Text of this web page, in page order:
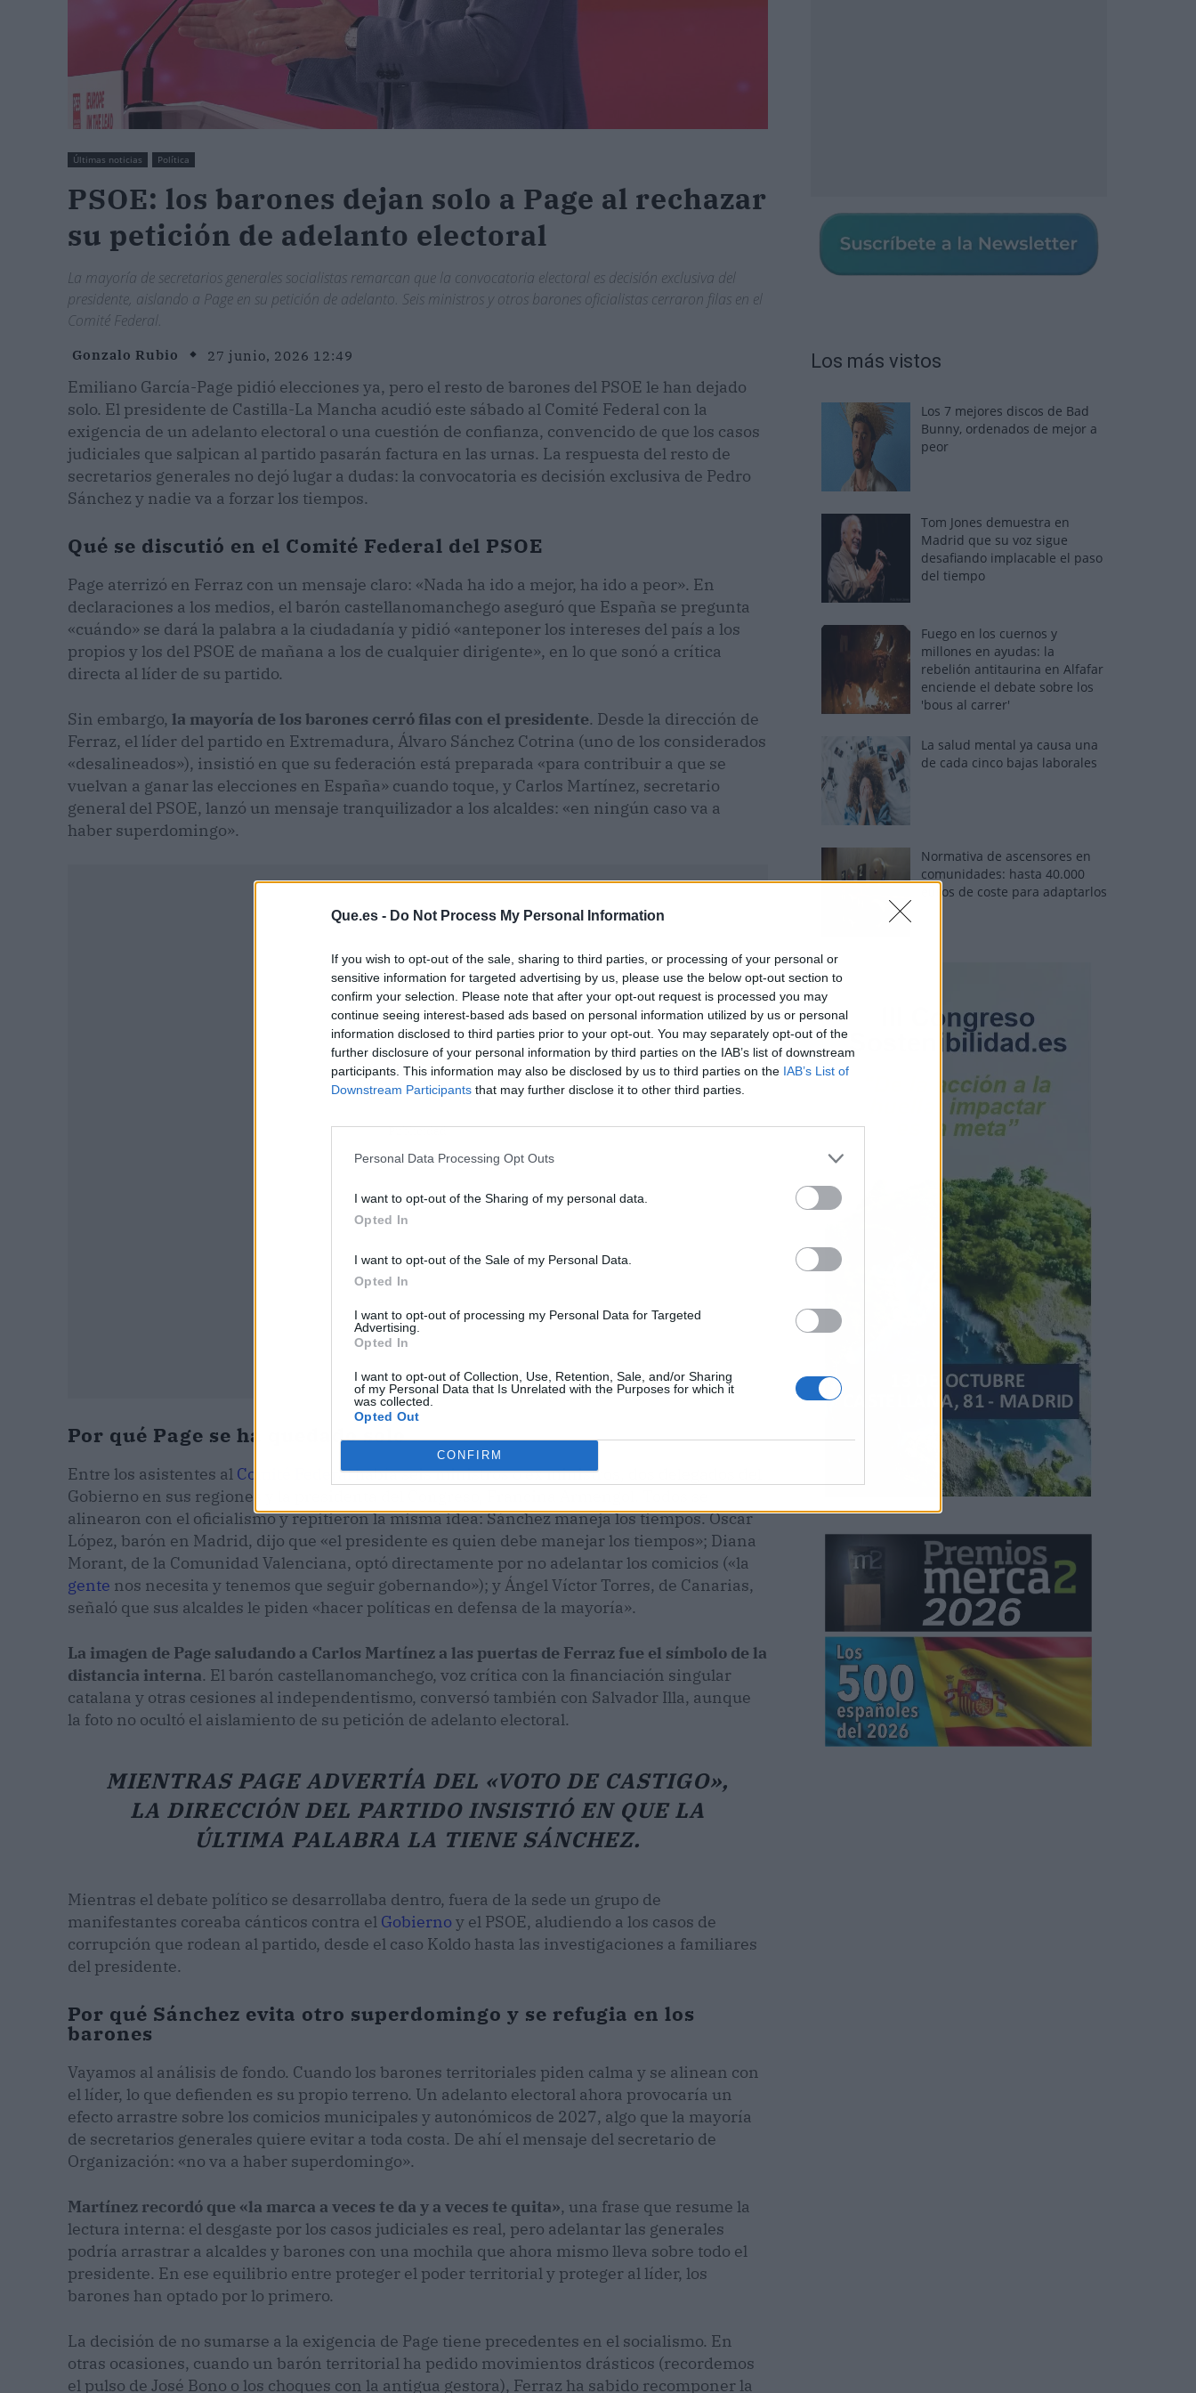
Que.es - Do Not Process My Personal Information
If you wish to opt-out of the sale, sharing to third parties, or processing of your personal or
sensitive information for targeted advertising by us, please use the below opt-out section to
confirm your selection. Please note that after your opt-out request is processed you may
continue seeing interest-based ads based on personal information utilized by us or personal
information disclosed to third parties prior to your opt-out. You may separately opt-out of the
further disclosure of your personal information by third parties on the IAB’s list of downstream
participants. This information may also be disclosed by us to third parties on the IAB’s List of
Downstream Participants that may further disclose it to other third parties.
Personal Data Processing Opt Outs
I want to opt-out of the Sharing of my personal data.
Opted In
I want to opt-out of the Sale of my Personal Data.
Opted In
I want to opt-out of processing my Personal Data for Targeted
Advertising.
Opted In
I want to opt-out of Collection, Use, Retention, Sale, and/or Sharing
of my Personal Data that Is Unrelated with the Purposes for which it
was collected.
Opted Out
CONFIRM
Últimas noticias Política
PSOE: los barones dejan solo a Page al rechazar
su petición de adelanto electoral
La mayoría de secretarios generales socialistas remarcan que la convocatoria electoral es decisión exclusiva del
presidente, aislando a Page en su petición de adelanto. Seis ministros y otros barones oficialistas cerraron filas en el
Comité Federal.
Gonzalo Rubio 27 junio, 2026 12:49
Emiliano García-Page pidió elecciones ya, pero el resto de barones del PSOE le han dejado
solo. El presidente de Castilla-La Mancha acudió este sábado al Comité Federal con la
exigencia de un adelanto electoral o una cuestión de confianza, convencido de que los casos
judiciales que salpican al partido pasarán factura en las urnas. La respuesta del resto de
secretarios generales no dejó lugar a dudas: la convocatoria es decisión exclusiva de Pedro
Sánchez y nadie va a forzar los tiempos.
Qué se discutió en el Comité Federal del PSOE
Page aterrizó en Ferraz con un mensaje claro: «Nada ha ido a mejor, ha ido a peor». En
declaraciones a los medios, el barón castellanomanchego aseguró que España se pregunta
«cuándo» se dará la palabra a la ciudadanía y pidió «anteponer los intereses del país a los
propios y los del PSOE de mañana a los de cualquier dirigente», en lo que sonó a crítica
directa al líder de su partido.
Sin embargo, la mayoría de los barones cerró filas con el presidente. Desde la dirección de
Ferraz, el líder del partido en Extremadura, Álvaro Sánchez Cotrina (uno de los considerados
«desalineados»), insistió en que su federación está preparada «para contribuir a que se
vuelvan a ganar las elecciones en España» cuando toque, y Carlos Martínez, secretario
general del PSOE, lanzó un mensaje tranquilizador a los alcaldes: «en ningún caso va a
haber superdomingo».
Publicidad
Por qué Page se ha quedado solo
Entre los asistentes al Comité Federalhabía seis ministros o ex ministros, dos delegados del
Gobierno en sus regiones y la presidenta del Congreso, Francina Armengol. Todos se
alinearon con el oficialismo y repitieron la misma idea: Sánchez maneja los tiempos. Óscar
López, barón en Madrid, dijo que «el presidente es quien debe manejar los tiempos»; Diana
Morant, de la Comunidad Valenciana, optó directamente por no adelantar los comicios («la
gente nos necesita y tenemos que seguir gobernando»); y Ángel Víctor Torres, de Canarias,
señaló que sus alcaldes le piden «hacer políticas en defensa de la mayoría».
La imagen de Page saludando a Carlos Martínez a las puertas de Ferraz fue el símbolo de la
distancia interna. El barón castellanomanchego, voz crítica con la financiación singular
catalana y otras cesiones al independentismo, conversó también con Salvador Illa, aunque
la foto no ocultó el aislamiento de su petición de adelanto electoral.
MIENTRAS PAGE ADVERTÍA DEL «VOTO DE CASTIGO»,
LA DIRECCIÓN DEL PARTIDO INSISTIÓ EN QUE LA
ÚLTIMA PALABRA LA TIENE SÁNCHEZ.
Mientras el debate político se desarrollaba dentro, fuera de la sede un grupo de
manifestantes coreaba cánticos contra el Gobierno y el PSOE, aludiendo a los casos de
corrupción que rodean al partido, desde el caso Koldo hasta las investigaciones a familiares
del presidente.
Por qué Sánchez evita otro superdomingo y se refugia en los
barones
Vayamos al análisis de fondo. Cuando los barones territoriales piden calma y se alinean con
el líder, lo que defienden es su propio terreno. Un adelanto electoral ahora provocaría un
efecto arrastre sobre los comicios municipales y autonómicos de 2027, algo que la mayoría
de secretarios generales quiere evitar a toda costa. De ahí el mensaje del secretario de
Organización: «no va a haber superdomingo».
Martínez recordó que «la marca a veces te da y a veces te quita», una frase que resume la
lectura interna: el desgaste por los casos judiciales es real, pero adelantar las generales
podría arrastrar a alcaldes y barones con una mochila que ahora mismo lleva sobre todo el
presidente. En ese equilibrio entre proteger el poder territorial y proteger al líder, los
barones han optado por lo primero.
La decisión de no sumarse a la exigencia de Page tiene precedentes en el socialismo. En
otras ocasiones, cuando un barón territorial ha pedido movimientos drásticos (recordemos
el pulso de José Bono o los choques con la antigua gestora), Ferraz ha sabido recomponer la
Los más vistos
Los 7 mejores discos de Bad
Bunny, ordenados de mejor a
peor
Tom Jones demuestra en
Madrid que su voz sigue
desafiando implacable el paso
del tiempo
Fuego en los cuernos y
millones en ayudas: la
rebelión antitaurina en Alfafar
enciende el debate sobre los
'bous al carrer'
La salud mental ya causa una
de cada cinco bajas laborales
Normativa de ascensores en
comunidades: hasta 40.000
euros de coste para adaptarlos